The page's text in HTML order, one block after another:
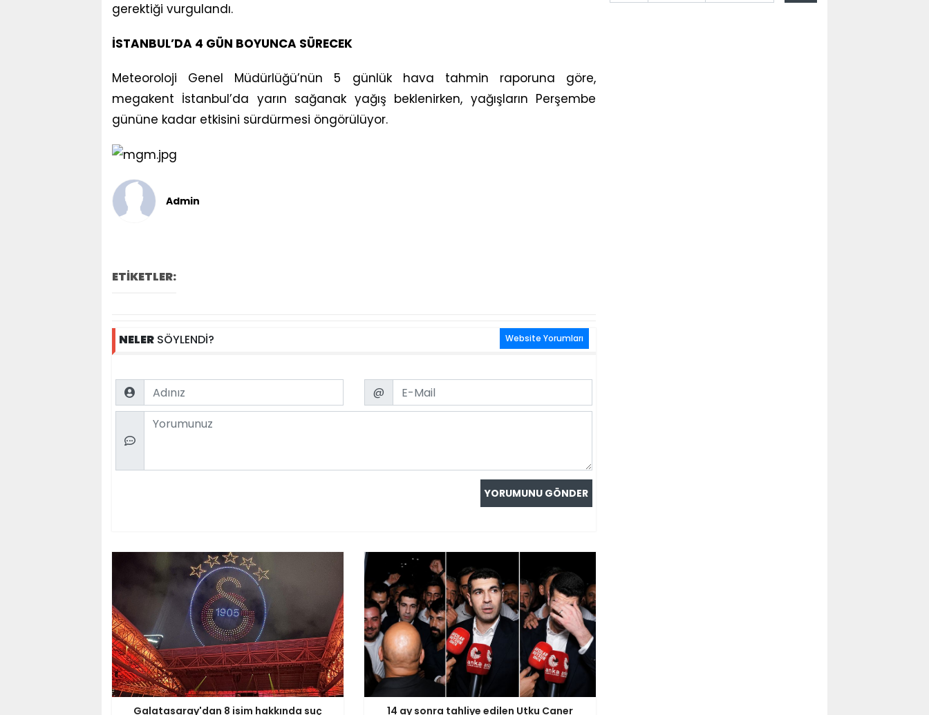
gerektiği vurgulandı.
İSTANBUL’DA 4 GÜN BOYUNCA SÜRECEK
Meteoroloji Genel Müdürlüğü’nün 5 günlük hava tahmin raporuna göre,
megakent İstanbul’da yarın sağanak yağış beklenirken, yağışların Perşembe
gününe kadar etkisini sürdürmesi öngörülüyor.
Admin
ETİKETLER:
NELER SÖYLENDİ? Website Yorumları
Name Email
@
Comment
Galatasaray'dan 8 isim hakkında suç 14 ay sonra tahliye edilen Utku Caner